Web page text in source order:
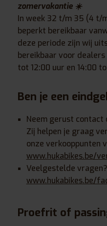
zomervakantie ☀️
In week 32 t/m 35 (4 t/
beperkt bereikbaar
deze periode zijn wij
bereikbaar voor dealers
tot 12:00 uur en 14:00
Ben je een
Neem gerust contact
Zij helpen je graag
onze verkooppunten
www.hukabikes.be/
Veelgestelde
www.hukabikes.be/
Proefrit of